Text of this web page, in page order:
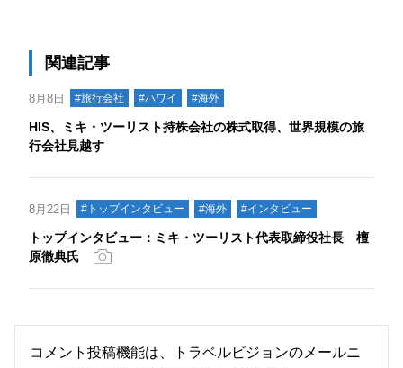
関連記事
8月8日 #旅行会社 #ハワイ #海外
HIS、ミキ・ツーリスト持株会社の株式取得、世界規模の旅
行会社見越す
8月22日 #トップインタビュー #海外 #インタビュー
トップインタビュー：ミキ・ツーリスト代表取締役社長 檀
原徹典氏
コメント投稿機能は、トラベルビジョンのメールニ